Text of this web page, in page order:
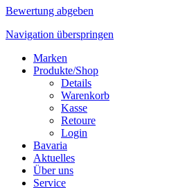
Bewertung abgeben
Navigation überspringen
Marken
Produkte/Shop
Details
Warenkorb
Kasse
Retoure
Login
Bavaria
Aktuelles
Über uns
Service